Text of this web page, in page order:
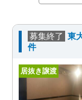
募集終了 東
件
居抜き譲渡